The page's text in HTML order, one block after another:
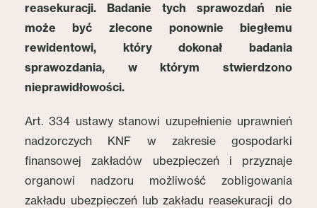
reasekuracji. Badanie tych sprawozdań nie
może być zlecone ponownie biegłemu
rewidentowi, który dokonał badania
sprawozdania, w którym stwierdzono
nieprawidłowości.
Art. 334 ustawy stanowi uzupełnienie uprawnień
nadzorczych KNF w zakresie gospodarki
finansowej zakładów ubezpieczeń i przyznaje
organowi nadzoru możliwość zobligowania
zakładu ubezpieczeń lub zakładu reasekuracji do